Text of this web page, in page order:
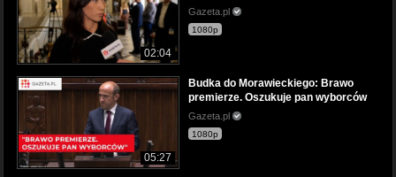
02:04
Gazeta.pl
1080p
05:27
Budka do Morawieckiego: Brawo
premierze. Oszukuje pan wyborców
Gazeta.pl
1080p